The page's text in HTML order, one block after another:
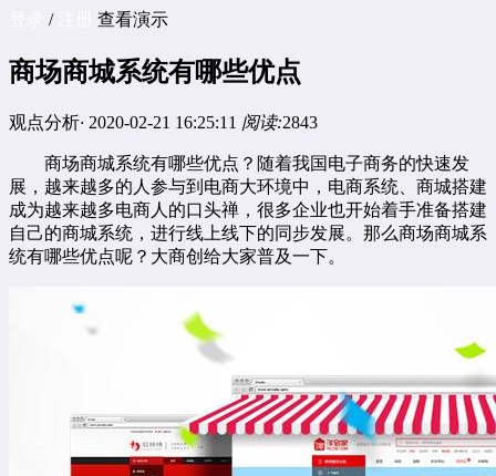
/注册 查看演示
商场商城系统有哪些优点
观点分析· 2020-02-21 16:25:11 阅读:2843
商场商城系统有哪些优点？随着我国电子商务的快速发
展，越来越多的人参与到电商大环境中，电商系统、商城搭建
成为越来越多电商人的口头禅，很多企业也开始着手准备搭建
自己的商城系统，进行线上线下的同步发展。那么商场商城系
统有哪些优点呢？大商创给大家普及一下。